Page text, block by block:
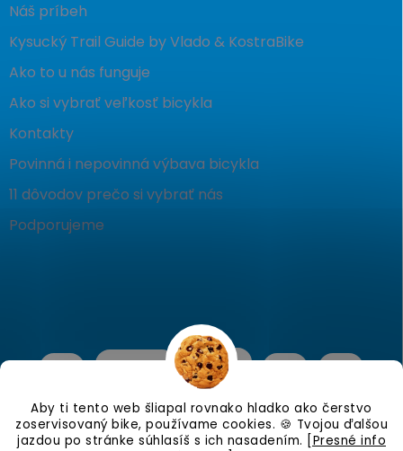
Aby ti tento web šliapal rovnako hladko ako čerstvo
zoservisovaný bike, používame cookies. 🍪 Tvojou ďalšou
jazdou po stránke súhlasíš s ich nasadením. [Presné info
Náš príbeh
Kysucký Trail Guide by Vlado & KostraBike
Ako to u nás funguje
Ako si vybrať veľkosť bicykla
Kontakty
Povinná i nepovinná výbava bicykla
11 dôvodov prečo si vybrať nás
Podporujeme